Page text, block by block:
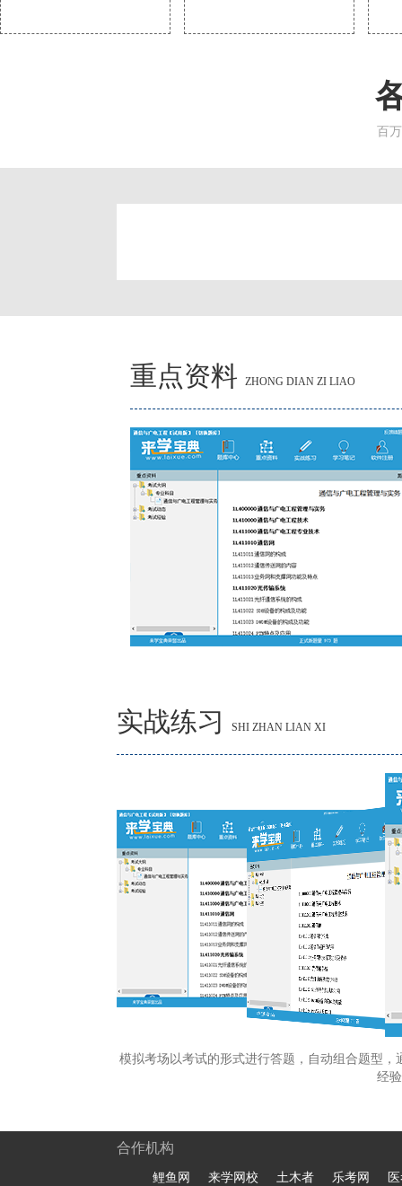
百
重点资料 ZHONG DIAN ZI LIAO
实战练习 SHI ZHAN LIAN XI
模拟考场以考试的形式进行答题，自动组合题型
经
合作机构
鲤鱼网 来学网校 土木者 乐考网